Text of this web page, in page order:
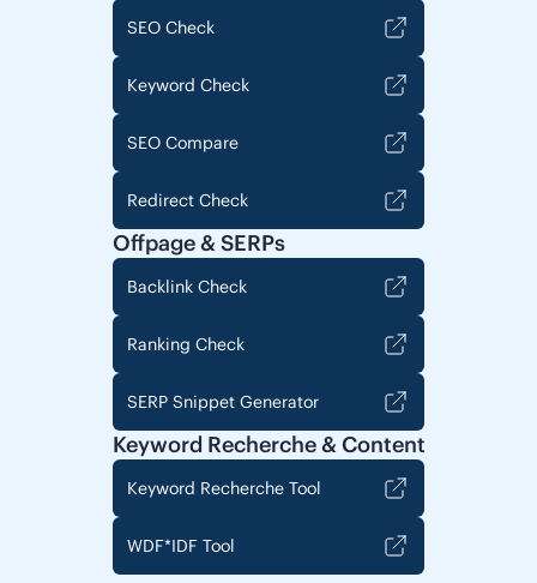
SEO Check
Keyword Check
SEO Compare
Redirect Check
Offpage & SERPs
Backlink Check
Ranking Check
SERP Snippet Generator
Keyword Recherche & Content
Keyword Recherche Tool
WDF*IDF Tool